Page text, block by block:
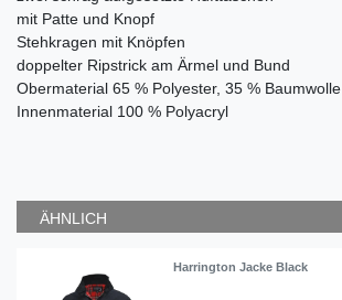
mit Patte und Knopf
Stehkragen mit Knöpfen
doppelter Ripstrick am Ärmel und Bund
Obermaterial 65 % Polyester, 35 % Baumwolle
Innenmaterial 100 % Polyacryl
ÄHNLICH
Harrington Jacke Black